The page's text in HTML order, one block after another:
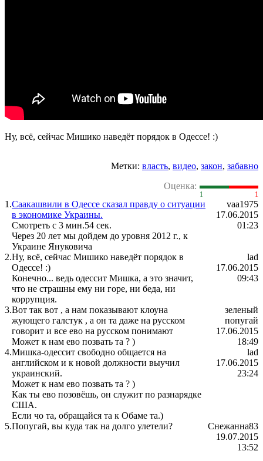
Ну, всё, сейчас Мишико наведёт порядок в Одессе! :)
Метки: власть, видео, закон, забавно
Оценка:
1 1
1.Саакашвили в Одессе сказал правду о ситуации
в экономике Украины.
Смотреть с 3 мин.54 сек.
Через 20 лет мы дойдем до уровня 2012 г., к
Украине Януковича
vaa1975
17.06.2015
01:23
2.Ну, всё, сейчас Мишико наведёт порядок в
Одессе! :)
Конечно... ведь одессит Мишка, а это значит,
что не страшны ему ни горе, ни беда, ни
коррупция.
lad
17.06.2015
09:43
3.Вот так вот , а нам показывают клоуна
жующего галстук , а он та даже на русском
говорит и все ево на русском понимают
Может к нам ево позвать та ? )
зеленый
попугай
17.06.2015
18:49
4.Мишка-одессит свободно общается на
английском и к новой должности выучил
украинский.
Может к нам ево позвать та ? )
Как ты ево позовёшь, он служит по разнарядке
США.
Если чо та, обращайся та к Обаме та.)
lad
17.06.2015
23:24
5.Попугай, вы куда так на долго улетели?
Снежанна83
19.07.2015
13:52